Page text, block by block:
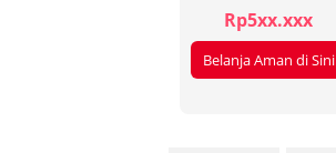
Rp5xx.xxx
Belanja Aman di Sini